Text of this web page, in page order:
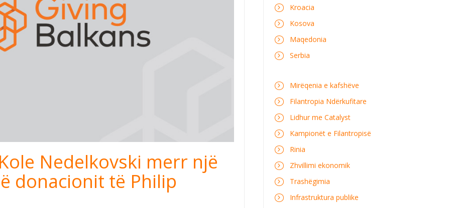
Nedelkovski merr një
donacionit të Philip
Kroacia
Kosova
Maqedonia
Serbia
Mirëqenia e kafshëve
Filantropia Ndërkufitare
Lidhur me Catalyst
Kampionët e Filantropisë
Rinia
Zhvillimi ekonomik
Trashëgimia
Infrastruktura publike